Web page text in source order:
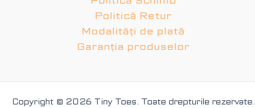
Politică Retur
Modalități de plată
Garanția produselor
Copyright © 2026 Tiny Toes. Toate drepturile rezervate.